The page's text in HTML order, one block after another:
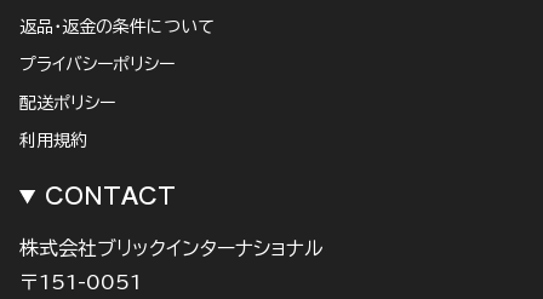
返品・返金の条件について
プライバシーポリシー
配送ポリシー
利用規約
CONTACT
株式会社ブリックインターナショナル
〒151-0051